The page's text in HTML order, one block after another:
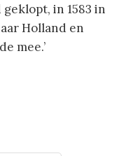
in 1583 in
Holland en
mee.’